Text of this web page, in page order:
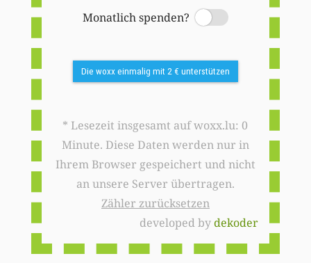
Monatlich spenden?
Switch
Die woxx einmalig mit 2 € unterstützen
* Lesezeit insgesamt auf woxx.lu: 0
Minute. Diese Daten werden nur in
Ihrem Browser gespeichert und nicht
an unsere Server übertragen.
Zähler zurücksetzen
developed bydekoder